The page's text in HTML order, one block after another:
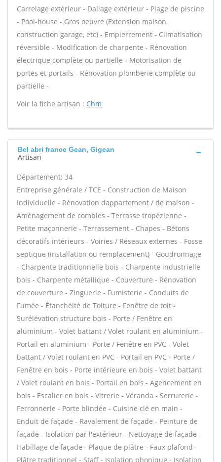
Carrelage extérieur - Dallage extérieur - Plage de piscine
- Pool-house - Gros oeuvre (Extension maison,
construction garage, etc) - Empierrement - Climatisation
réversible - Modification de charpente - Rénovation
électrique complète ou partielle - Motorisation de
portes et portails - Rénovation plomberie complète ou
partielle -
Voir la fiche artisan : Chm
Bel abri france Gean, Gigean
Artisan
Département: 34
Entreprise générale / TCE - Construction de Maison
Individuelle - Rénovation dappartement / de maison -
Aménagement de combles - Terrasse tropézienne -
Petite maçonnerie - Terrassement - Chapes - Bétons
décoratifs intérieurs - Voiries / Réseaux externes - Fosse
septique (installation ou remplacement) - Goudronnage
- Charpente traditionnelle bois - Charpente industrielle
bois - Charpente métallique - Couverture - Rénovation
de couverture - Zinguerie - Fumisterie - Conduits de
Fumée - Étanchéité de Toiture - Fenêtre de toit -
Surélévation structure bois - Porte / Fenêtre en
aluminium - Volet battant / Volet roulant en aluminium -
Portail en aluminium - Porte / Fenêtre en PVC - Volet
battant / Volet roulant en PVC - Portail en PVC - Porte /
Fenêtre en bois - Porte intérieure en bois - Volet battant
/ Volet roulant en bois - Portail en bois - Agencement en
bois - Escalier en bois - Vitrerie - Véranda - Serrurerie -
Ferronnerie - Porte blindée - Cuisine clé en main -
Enduit de façade - Ravalement de façade - Peinture de
façade - Isolation par l'extérieur - Nettoyage de façade -
Habillage de façade - Plaque de plâtre - Faux plafond -
Plâtre traditionnel - Staff - Isolation phonique - Isolation